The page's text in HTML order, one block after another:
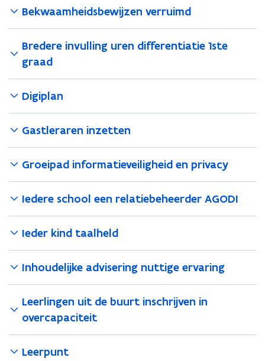
Bekwaamheidsbewijzen verruimd
Bredere invulling uren differentiatie 1ste
graad
Digiplan
Gastleraren inzetten
Groeipad informatieveiligheid en privacy
Iedere school een relatiebeheerder AGODI
Ieder kind taalheld
Inhoudelijke advisering nuttige ervaring
Leerlingen uit de buurt inschrijven in
overcapaciteit
Leerpunt